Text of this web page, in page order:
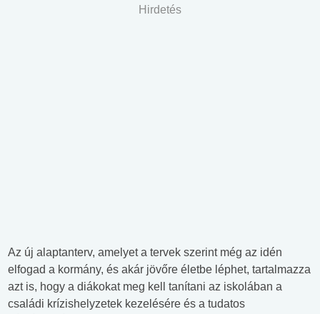
Hirdetés
Az új alaptanterv, amelyet a tervek szerint még az idén
elfogad a kormány, és akár jövőre életbe léphet, tartalmazza
azt is, hogy a diákokat meg kell tanítani az iskolában a
családi krízishelyzetek kezelésére és a tudatos